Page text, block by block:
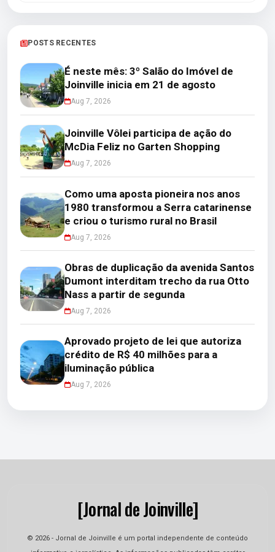
POSTS RECENTES
É neste mês: 3º Salão do Imóvel de
Joinville inicia em 21 de agosto
Aug 7, 2026
Joinville Vôlei participa de ação do
McDia Feliz no Garten Shopping
Aug 7, 2026
Como uma aposta pioneira nos anos
1980 transformou a Serra catarinense
e criou o turismo rural no Brasil
Aug 7, 2026
Obras de duplicação da avenida Santos
Dumont interditam trecho da rua Otto
Nass a partir de segunda
Aug 7, 2026
Aprovado projeto de lei que autoriza
crédito de R$ 40 milhões para a
iluminação pública
Aug 7, 2026
[Jornal de Joinville]
© 2026 - Jornal de Joinville é um portal independente de conteúdo